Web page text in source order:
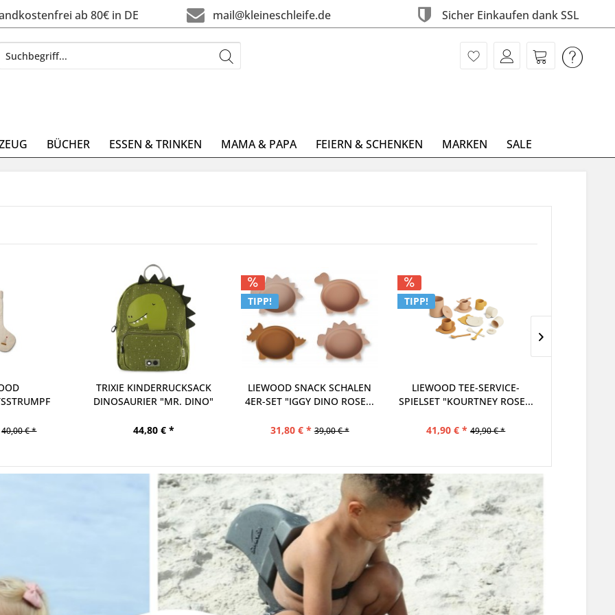
ab 80€ in DE mail@kleineschleife.de Sicher Einkaufen dank SSL
BÜCHER ESSEN & TRINKEN MAMA & PAPA FEIERN & SCHENKEN MARKEN SALE
"MR. DINO"
€ *
LIEWOOD SNACK SCHALEN
4ER-SET "IGGY DINO ROSE...
31,80 € * 39,00 € *
TIPP!
LIEWOOD TEE-SERVICE-
SPIELSET "KOURTNEY ROSE...
41,90 € * 49,90 € *
TIPP!
LIEWOOD TEE-SERVICE-
SPIELSET "KOURTNEY BLUE...
41,90 € * 49,90 € *